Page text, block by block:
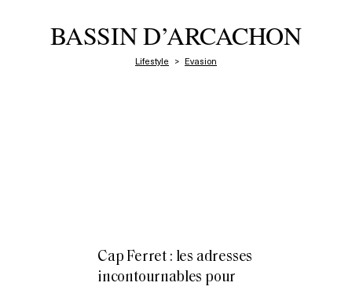
BASSIN D’ARCACHON
Lifestyle Evasion
Cap Ferret : les adresses
incontournables pour